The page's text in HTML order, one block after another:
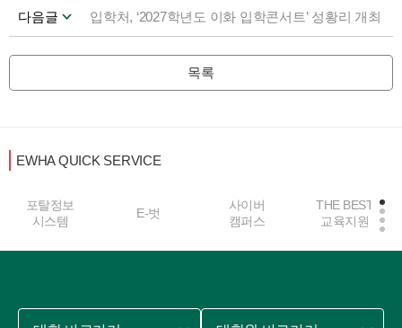
다음글 입학처, ‘2027학년도 이화 입학콘서트’ 성황리 개최
목록
EWHA QUICK SERVICE
포탈정보
시스템
E-벗
사이버
캠퍼스
THE BEST
교육지원